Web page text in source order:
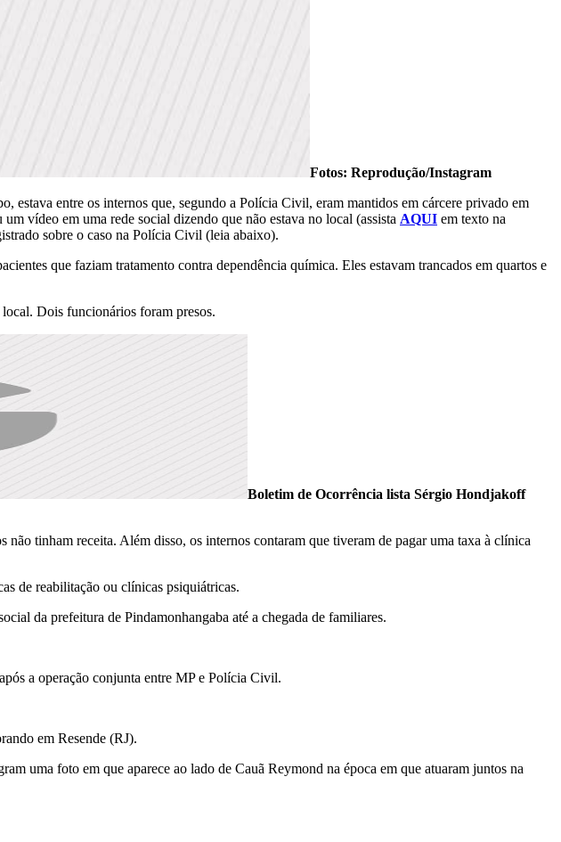
Fotos: Reprodução/Instagram
entre os internos que, segundo a Polícia Civil, eram mantidos em cárcere privado em
vídeo em uma rede social dizendo que não estava no local (assista AQUI em texto na
sobre o caso na Polícia Civil (leia abaixo).
que faziam tratamento contra dependência química. Eles estavam trancados em quartos e
Dois funcionários foram presos.
Boletim de Ocorrência lista Sérgio Hondjakoff
tinham receita. Além disso, os internos contaram que tiveram de pagar uma taxa à clínica
de reabilitação ou clínicas psiquiátricas.
da prefeitura de Pindamonhangaba até a chegada de familiares.
a operação conjunta entre MP e Polícia Civil.
em Resende (RJ).
uma foto em que aparece ao lado de Cauã Reymond na época em que atuaram juntos na